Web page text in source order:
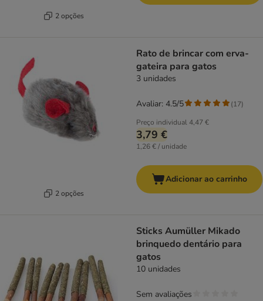
2 opções
2 opções
Rato de brincar com erva-
gateira para gatos
3 unidades
Preço individual4,47 €
3,79 €
1,26 € / unidade
Avaliar: 4.5/5 (17)
Adicionar ao carrinho
Sticks Aumüller Mikado
brinquedo dentário para
gatos
10 unidades
Sem avaliações